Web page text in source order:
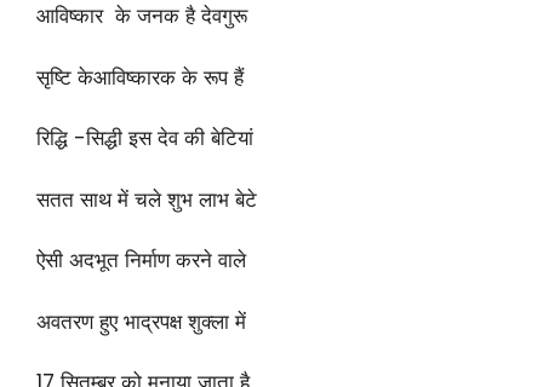
आविष्कार के जनक है देवगुरू
सृष्टि केआविष्कारक के रूप हैं
रिद्धि -सिद्धी इस देव की बेटियां
सतत साथ में चले शुभ लाभ बेटे
ऐसी अदभूत निर्माण करने वाले
अवतरण हुए भाद्रपक्ष शुक्ला में